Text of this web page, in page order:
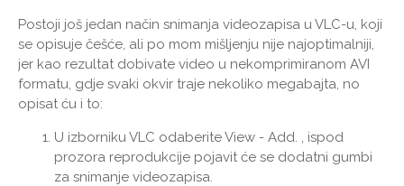
Postoji još jedan način snimanja videozapisa u VLC-u, koji
se opisuje češće, ali po mom mišljenju nije najoptimalniji,
jer kao rezultat dobivate video u nekomprimiranom AVI
formatu, gdje svaki okvir traje nekoliko megabajta, no
opisat ću i to:
U izborniku VLC odaberite View - Add. , ispod
prozora reprodukcije pojavit će se dodatni gumbi
za snimanje videozapisa.